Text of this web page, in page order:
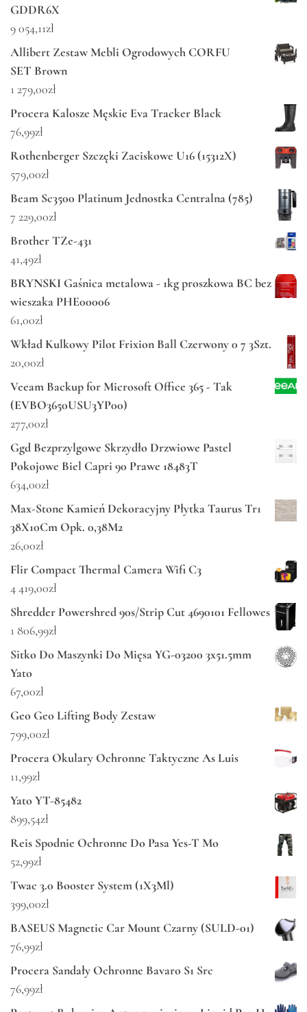
GDDR6X
9 054,11zł
Allibert Zestaw Mebli Ogrodowych CORFU
SET Brown
1 279,00zł
Procera Kalosze Męskie Eva Tracker Black
76,99zł
Rothenberger Szczęki Zaciskowe U16 (15312X)
579,00zł
Beam Sc3500 Platinum Jednostka Centralna (785)
7 229,00zł
Brother TZe-431
41,49zł
BRYNSKI Gaśnica metalowa - 1kg proszkowa BC bez
wieszaka PHE00006
61,00zł
Wkład Kulkowy Pilot Frixion Ball Czerwony 0 7 3Szt.
20,00zł
Veeam Backup for Microsoft Office 365 - Tak
(EVBO3650USU3YP00)
277,00zł
Ggd Bezprzylgowe Skrzydło Drzwiowe Pastel
Pokojowe Biel Capri 90 Prawe 18483T
634,00zł
Max-Stone Kamień Dekoracyjny Płytka Taurus Tr1
38X10Cm Opk. 0,38M2
26,00zł
Flir Compact Thermal Camera Wifi C3
4 419,00zł
Shredder Powershred 90s/Strip Cut 4690101 Fellowes
1 806,99zł
Sitko Do Maszynki Do Mięsa YG-03200 3x51.5mm
Yato
67,00zł
Geo Geo Lifting Body Zestaw
799,00zł
Procera Okulary Ochronne Taktyczne As Luis
11,99zł
Yato YT-85482
899,54zł
Reis Spodnie Ochronne Do Pasa Yes-T Mo
52,99zł
Twac 3.0 Booster System (1X3Ml)
399,00zł
BASEUS Magnetic Car Mount Czarny (SULD-01)
76,99zł
Procera Sandały Ochronne Bavaro S1 Src
76,99zł